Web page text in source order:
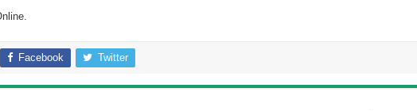
Facebook Twitter